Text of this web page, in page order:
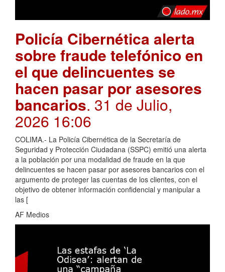
Policía Cibernética alerta
sobre fraude telefónico en
el que delincuentes se
hacen pasar por asesores
bancarios. 31 de Julio,
2026 16:06
COLIMA.- La Policía Cibernética de la Secretaría de
Seguridad y Protección Ciudadana (SSPC) emitió una alerta
a la población por una modalidad de fraude en la que
delincuentes se hacen pasar por asesores bancarios con el
argumento de proteger las cuentas de los clientes, con el
objetivo de obtener información confidencial y manipular a
las [
AF Medios